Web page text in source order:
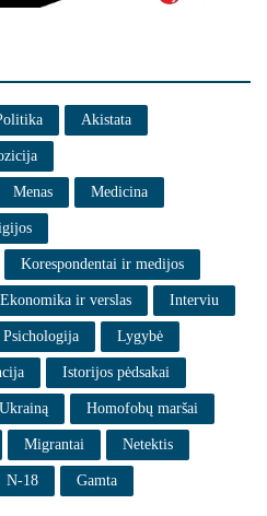
Akistata
Menas Medicina
Korespondentai ir medijos
Ekonomika ir verslas Interviu
Psichologija Lygybė
Istorijos pėdsakai
Homofobų maršai
Migrantai Netektis
N-18 Gamta